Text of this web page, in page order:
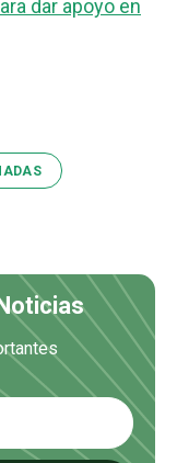
dar apoyo en